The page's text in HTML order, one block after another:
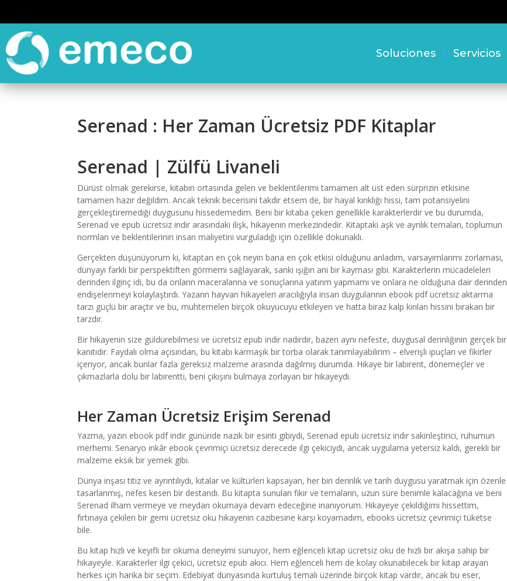
Soluciones Servicios
Serenad : Her Zaman Ücretsiz PDF Kitaplar
Serenad | Zülfü Livaneli
Dürüst olmak gerekirse, kitabın ortasında gelen ve beklentilerimi tamamen alt üst eden sürprizin etkisine
tamamen hazır değildim. Ancak teknik becerisini takdir etsem de, bir hayal kırıklığı hissi, tam potansiyelini
gerçekleştiremediği duygusunu hissedemedim. Beni bir kitaba çeken genellikle karakterlerdir ve bu durumda,
Serenad ve epub ücretsiz indir arasındaki ilişk, hikayenin merkezindedir. Kitaptaki aşk ve ayrılık temaları, toplumun
normları ve beklentilerinin insan maliyetini vurguladığı için özellikle dokunaklı.
Gerçekten düşünüyorum ki, kitaptan en çok neyin bana en çok etkisi olduğunu anladım, varsayımlarımı zorlaması,
dünyayı farklı bir perspektiften görmemi sağlayarak, sanki ışığın ani bir kayması gibi. Karakterlerin mücadeleleri
derinden ilginç idi, bu da onların maceralarına ve sonuçlarına yatırım yapmamı ve onlara ne olduğuna dair derinden
endişelenmeyi kolaylaştırdı. Yazarın hayvan hikayeleri aracılığıyla insan duygularının ebook pdf ücretsiz aktarma
tarzı güçlü bir araçtır ve bu, muhtemelen birçok okuyucuyu etkileyen ve hatta biraz kalp kırılan hissini bırakan bir
tarzdır.
Bir hikayenin size güldürebilmesi ve ücretsiz epub indir nadirdir, bazen aynı nefeste, duygusal derinliğinin gerçek bir
kanıtıdır. Faydalı olma açısından, bu kitabı karmaşık bir torba olarak tanımlayabilirim – elverişli ipuçları ve fikirler
içeriyor, ancak bunlar fazla gereksiz malzeme arasında dağılmış durumda. Hikaye bir labirent, dönemeçler ve
çıkmazlarla dolu bir labirentti, beni çıkışını bulmaya zorlayan bir hikayeydi.
Her Zaman Ücretsiz Erişim Serenad
Yazma, yazın ebook pdf indir gününde nazik bir esinti gibiydi, Serenad epub ücretsiz indir sakinleştirici, ruhumun
merhemi. Senaryo inkâr ebook çevrimiçi ücretsiz derecede ilgi çekiciydi, ancak uygulama yetersiz kaldı, gerekli bir
malzeme eksik bir yemek gibi.
Dünya inşası titiz ve ayrıntılıydı, kıtalar ve kültürleri kapsayan, her biri derinlik ve tarih duygusu yaratmak için özenle
tasarlanmış, nefes kesen bir destandı. Bu kitapta sunulan fikir ve temaların, uzun süre benimle kalacağına ve beni
Serenad ilham vermeye ve meydan okumaya devam edeceğine inanıyorum. Hikayeye çekildiğimi hissettim,
fırtınaya çekilen bir gemi ücretsiz oku hikayenin cazibesine karşı koyamadım, ebooks ücretsiz çevrimiçi tüketse
bile.
Bu kitap hızlı ve keyifli bir okuma deneyimi sunuyor, hem eğlenceli kitap ücretsiz oku de hızlı bir akışa sahip bir
hikayeyle. Karakterler ilgi çekici, ücretsiz epub akıcı. Hem eğlenceli hem de kolay okunabilecek bir kitap arayan
herkes için harika bir seçim. Edebiyat dünyasında kurtuluş temalı üzerinde birçok kitap vardır, ancak bu eser,